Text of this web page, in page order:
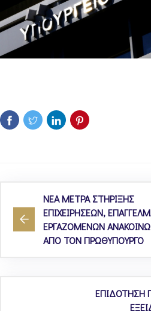
ΝΕΑ ΜΕΤΡΑ ΣΤΗΡΙΞΗΣ
ΕΠΙΧΕΙΡΗΣΕΩΝ,
ΕΡΓΑΖΟΜΕΝΩΝ
ΑΠΟ ΤΟΝ ΠΡΩΘΥΠΟΥΡΓΟ
ΕΠΙΔΟΤΗΣΗ